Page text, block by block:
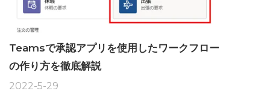
Teamsで承認アプリを使用したワークフロー
の作り方を徹底解説
2022-5-29